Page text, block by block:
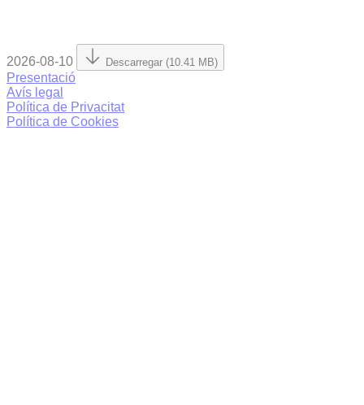
2026-08-10 Descarregar (10.41 MB)
Presentació
Avís legal
Política de Privacitat
Política de Cookies